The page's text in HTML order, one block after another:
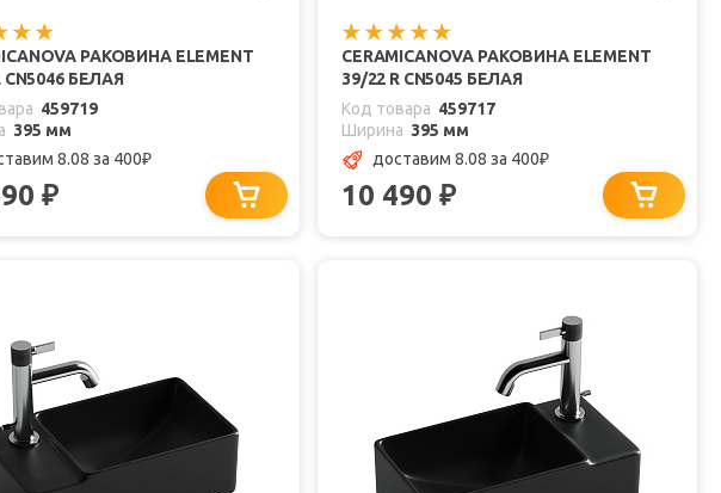
РАКОВИНА ELEMENT
CN5046 БЕЛАЯ
459719
395 мм
8.08 за 400₽
₽
CERAMICANOVA РАКОВИНА ELEMENT
39/22 R CN5045 БЕЛАЯ
Код товара 459717
Ширина 395 мм
доставим 8.08 за 400₽
10 490 ₽